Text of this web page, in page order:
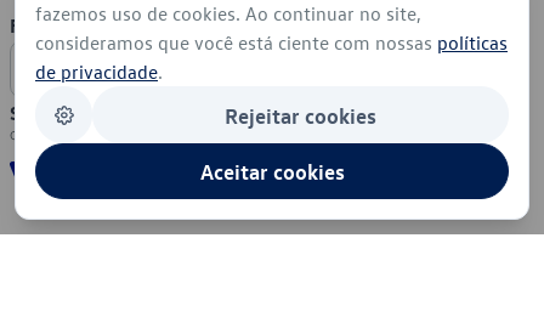
Formas de Pagamento
Segurança
fazemos uso de cookies. Ao continuar no site,
consideramos que você está ciente com nossas políticas
de privacidade.
Rejeitar cookies
Aceitar cookies